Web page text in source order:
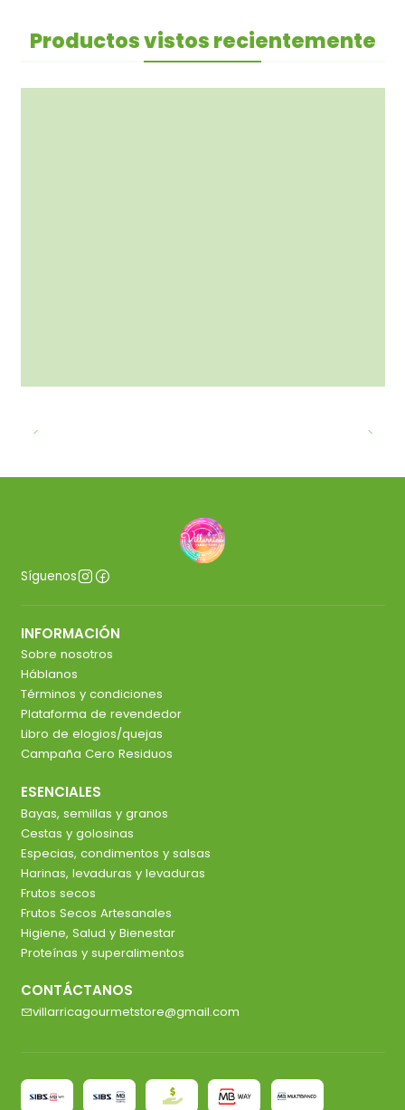
Productos vistos recientemente
Síguenos
INFORMACIÓN
Sobre nosotros
Háblanos
Términos y condiciones
Plataforma de revendedor
Libro de elogios/quejas
Campaña Cero Residuos
ESENCIALES
Bayas, semillas y granos
Cestas y golosinas
Especias, condimentos y salsas
Harinas, levaduras y levaduras
Frutos secos
Frutos Secos Artesanales
Higiene, Salud y Bienestar
Proteínas y superalimentos
CONTÁCTANOS
villarricagourmetstore@gmail.com